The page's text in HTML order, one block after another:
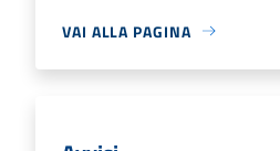
VAI ALLA PAGINA